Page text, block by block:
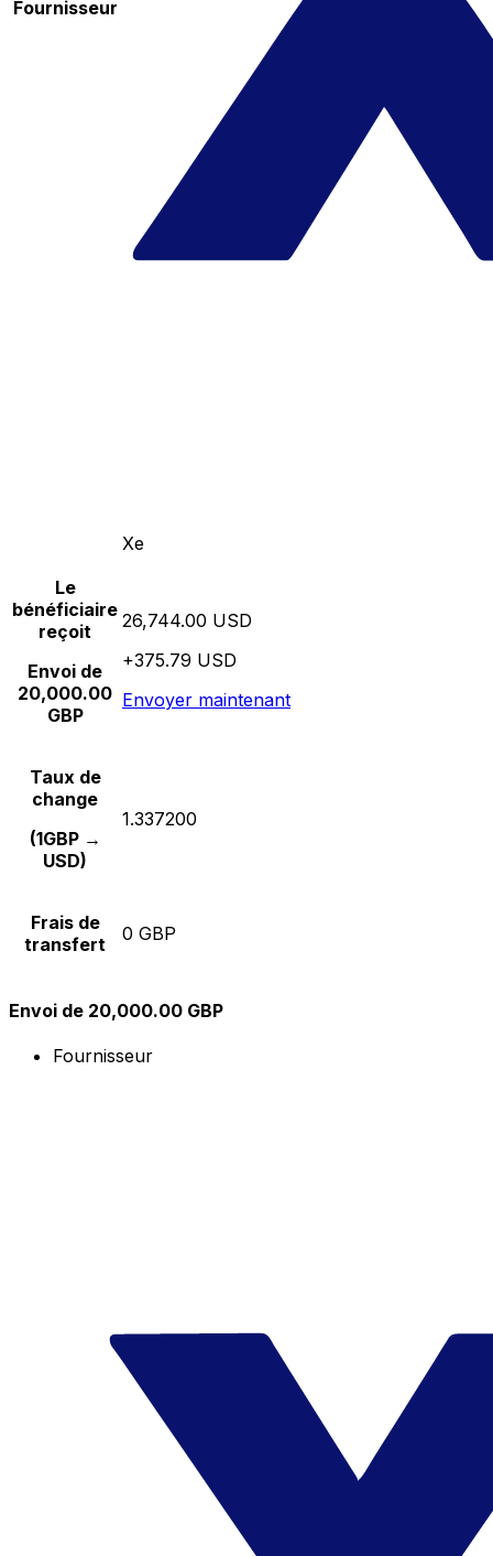
Fournisseur
Xe
Le
bénéficiaire
reçoit
Envoi de
20,000.00
GBP
26,744.00 USD
+375.79 USD
Envoyer maintenant
Taux de
change
(1GBP →
USD)
1.337200
Frais de
transfert
0 GBP
Envoi de 20,000.00 GBP
Fournisseur